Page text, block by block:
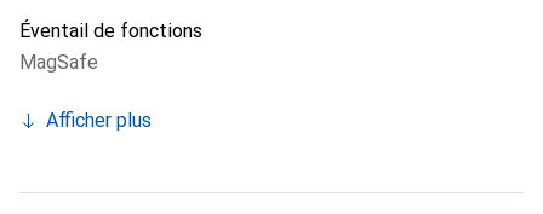
Éventail de fonctions
MagSafe
Afficher plus